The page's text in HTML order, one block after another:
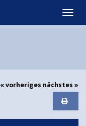
« vorheriges nächstes »